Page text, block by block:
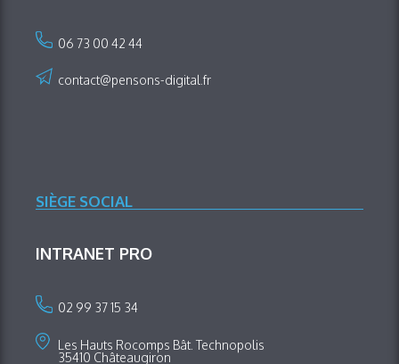
06 73 00 42 44
contact@pensons-digital.fr
SIÈGE SOCIAL
INTRANET PRO
02 99 37 15 34
Les Hauts Rocomps Bât. Technopolis
35410 Châteaugiron